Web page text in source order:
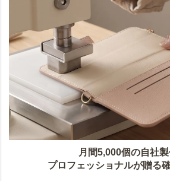
月間5,000個の自社製
プロフェッショナルが贈る